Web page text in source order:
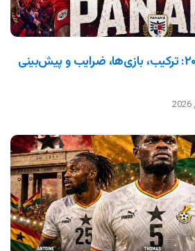
پاناما در جام جهانی ۲۰۲۶: ترکیب، بازی‌ها، ضرایب و پیش‌بینی